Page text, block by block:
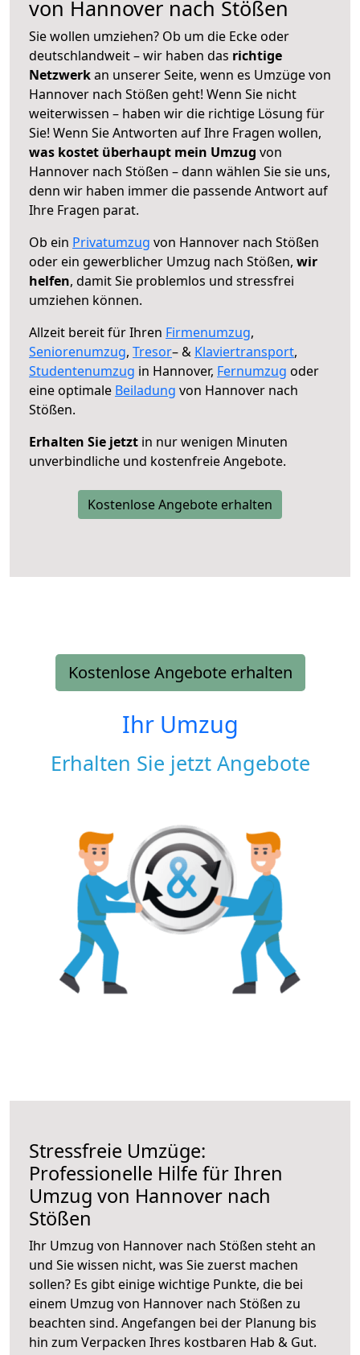
von Hannover nach Stößen
Sie wollen umziehen? Ob um die Ecke oder
deutschlandweit – wir haben das richtige
Netzwerkan unserer Seite, wenn es Umzüge von
Hannover nach Stößen geht! Wenn Sie nicht
weiterwissen – haben wir die richtige Lösung für
Sie! Wenn Sie Antworten auf Ihre Fragen wollen,
was kostet überhaupt mein Umzug von
Hannover nach Stößen – dann wählen Sie sie uns,
denn wir haben immer die passende Antwort auf
Ihre Fragen parat.
Ob ein Privatumzug von Hannover nach Stößen
oder ein gewerblicher Umzug nach Stößen, wir
helfen, damit Sie problemlos und stressfrei
umziehen können.
Allzeit bereit für Ihren Firmenumzug,
Seniorenumzug, Tresor– & Klaviertransport,
Studentenumzug in Hannover, Fernumzug oder
eine optimale Beiladung von Hannover nach
Stößen.
Erhalten Sie jetzt in nur wenigen Minuten
unverbindliche und kostenfreie Angebote.
Kostenlose Angebote erhalten
Kostenlose Angebote erhalten
Ihr Umzug
Erhalten Sie jetzt Angebote
Stressfreie Umzüge:
Professionelle Hilfe für Ihren
Umzug von Hannover nach
Stößen
Ihr Umzug von Hannover nach Stößen steht an
und Sie wissen nicht, was Sie zuerst machen
sollen? Es gibt einige wichtige Punkte, die bei
einem Umzug von Hannover nach Stößen zu
beachten sind. Angefangen bei der Planung bis
hin zum Verpacken Ihres kostbaren Hab & Gut.